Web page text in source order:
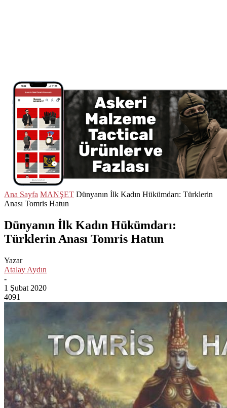
Ana Sayfa MANŞET Dünyanın İlk Kadın Hükümdarı: Türklerin
Anası Tomris Hatun
Dünyanın İlk Kadın Hükümdarı:
Türklerin Anası Tomris Hatun
Yazar
Atalay Aydın
-
1 Şubat 2020
4091